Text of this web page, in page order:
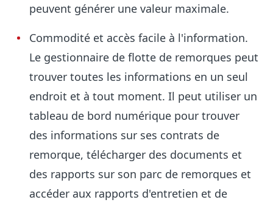
peuvent générer une valeur maximale.
Commodité et accès facile à l'information.
Le gestionnaire de flotte de remorques peut
trouver toutes les informations en un seul
endroit et à tout moment. Il peut utiliser un
tableau de bord numérique pour trouver
des informations sur ses contrats de
remorque, télécharger des documents et
des rapports sur son parc de remorques et
accéder aux rapports d'entretien et de